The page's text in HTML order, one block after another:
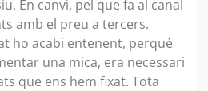
En canvi, pel que fa al canal
amb el preu a tercers.
ho acabi entenent, perquè
una mica, era necessari
que ens hem fixat. Tota